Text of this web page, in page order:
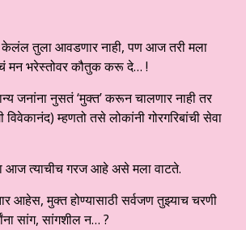
तुला आवडणार नाही, पण आज तरी मला
मन भरेस्तोवर कौतुक करू दे… !
जनांना नुसतं ‘मुक्त’ करून चालणार नाही तर
विवेकानंद) म्हणतो तसे लोकांनी गोरगरिबांची सेवा
आज त्याचीच गरज आहे असे मला वाटते.
आहेस, मुक्त होण्यासाठी सर्वजण तुझ्याच चरणी
सांग, सांगशील न… ?